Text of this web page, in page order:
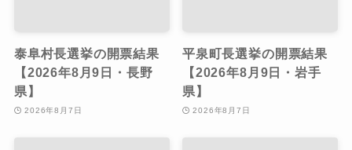
泰阜村長選挙の開票結果
【2026年8月9日・長野
県】
2026年8月7日
平泉町長選挙の開票結果
【2026年8月9日・岩手
県】
2026年8月7日